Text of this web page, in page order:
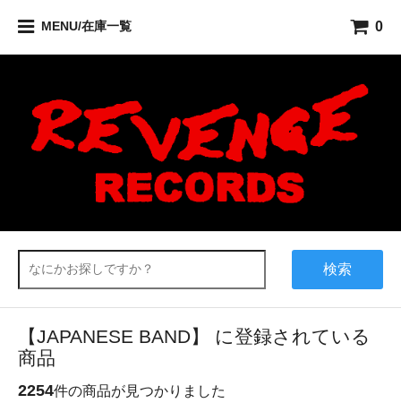
MENU/在庫一覧 0
検索
【JAPANESE BAND】 に登録されている
商品
2254件の商品が見つかりました